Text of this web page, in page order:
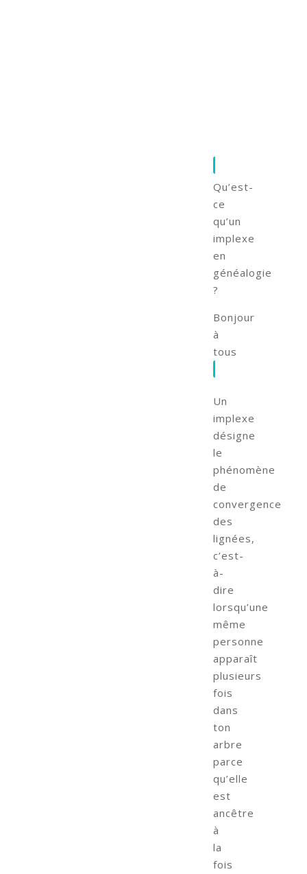
Qu’est-
ce
qu’un
implexe
en
généalogie
?
Bonjour
à
tous
Un
implexe
désigne
le
phénomène
de
convergence
des
lignées,
c’est-
à-
dire
lorsqu’une
même
personne
apparaît
plusieurs
fois
dans
ton
arbre
parce
qu’elle
est
ancêtre
à
la
fois